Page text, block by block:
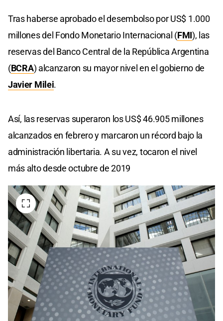
Tras haberse aprobado el desembolso por US$ 1.000
millones del Fondo Monetario Internacional (FMI), las
reservas del Banco Central de la República Argentina
(BCRA) alcanzaron su mayor nivel en el gobierno de
Javier Milei.
Así, las reservas superaron los US$ 46.905 millones
alcanzados en febrero y marcaron un récord bajo la
administración libertaria. A su vez, tocaron el nivel
más alto desde octubre de 2019